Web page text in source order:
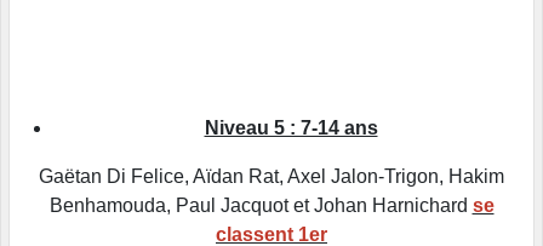
Niveau 5 : 7-14 ans
Gaëtan Di Felice, Aïdan Rat, Axel Jalon-Trigon, Hakim
Benhamouda, Paul Jacquot et Johan Harnichard se
classent 1er